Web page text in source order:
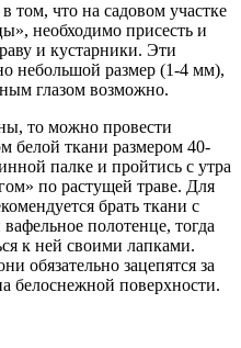
том, что на садовом участке
необходимо присесть и
и кустарники. Эти
небольшой размер (1-4 мм),
глазом возможно.
то можно провести
белой ткани размером 40-
палке и пройтись с утра
по растущей траве. Для
брать ткани с
полотенце, тогда
к ней своими лапками.
обязательно зацепятся за
белоснежной поверхности.